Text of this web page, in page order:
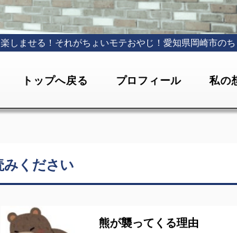
しませる！それがちょいモテおやじ！ 愛知県岡崎市の
トップへ戻る プロフィール 私の
ください
熊が襲ってくる理由